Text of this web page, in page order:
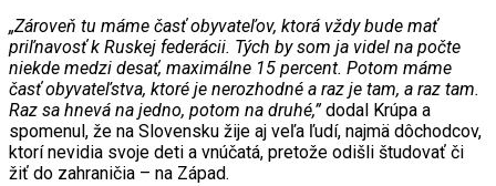
„Zároveň tu máme časť obyvateľov, ktorá vždy bude mať
priľnavosť k Ruskej federácii. Tých by som ja videl na počte
niekde medzi desať, maximálne 15 percent. Potom máme
časť obyvateľstva, ktoré je nerozhodné a raz je tam, a raz tam.
Raz sa hnevá na jedno, potom na druhé,”dodal Krúpa a
spomenul, že na Slovensku žije aj veľa ľudí, najmä dôchodcov,
ktorí nevidia svoje deti a vnúčatá, pretože odišli študovať či
žiť do zahraničia – na Západ.